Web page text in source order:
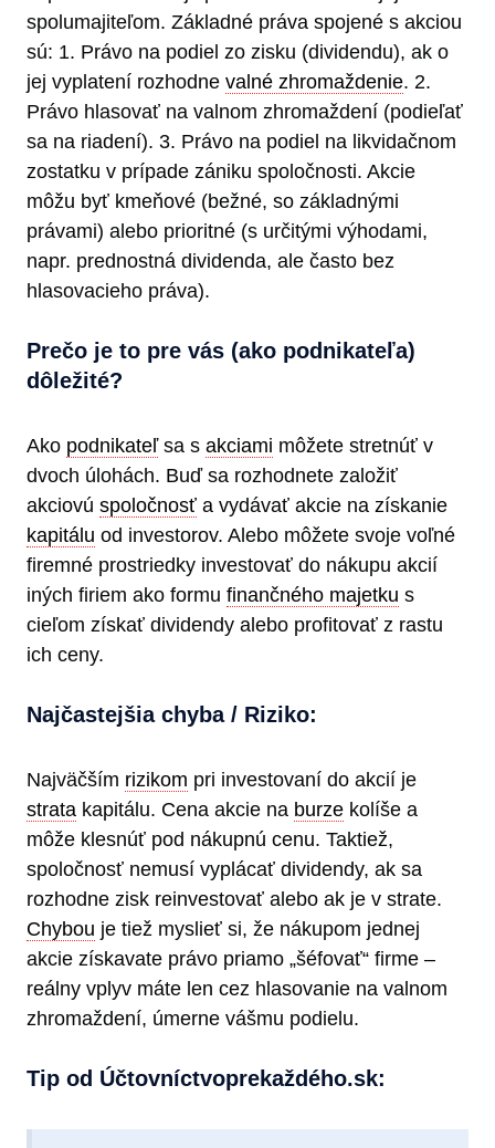
spolumajiteľom. Základné práva spojené s akciou
sú: 1. Právo na podiel zo zisku (dividendu), ak o
jej vyplatení rozhodne valné zhromaždenie. 2.
Právo hlasovať na valnom zhromaždení (podieľať
sa na riadení). 3. Právo na podiel na likvidačnom
zostatku v prípade zániku spoločnosti. Akcie
môžu byť kmeňové (bežné, so základnými
právami) alebo prioritné (s určitými výhodami,
napr. prednostná dividenda, ale často bez
hlasovacieho práva).
Prečo je to pre vás (ako podnikateľa)
dôležité?
Ako podnikateľsa s akciami môžete stretnúť v
dvoch úlohách. Buď sa rozhodnete založiť
akciovú spoločnosť a vydávať akcie na získanie
kapitálu od investorov. Alebo môžete svoje voľné
firemné prostriedky investovať do nákupu akcií
iných firiem ako formu finančného majetku s
cieľom získať dividendy alebo profitovať z rastu
ich ceny.
Najčastejšia chyba / Riziko:
Najväčším rizikom pri investovaní do akcií je
strata kapitálu. Cena akcie na burze kolíše a
môže klesnúť pod nákupnú cenu. Taktiež,
spoločnosť nemusí vyplácať dividendy, ak sa
rozhodne zisk reinvestovať alebo ak je v strate.
Chybou je tiež myslieť si, že nákupom jednej
akcie získavate právo priamo „šéfovať“ firme –
reálny vplyv máte len cez hlasovanie na valnom
zhromaždení, úmerne vášmu podielu.
Tip od Účtovníctvoprekaždéh​o.sk: